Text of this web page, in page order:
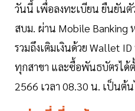
วันนี้ เพื่อลงทะเบียน ยืนยันตั
สบม. ผ่าน Mobile Banking
รวมถึงเติมเงินด้วย Wallet
ทุกสาขา และซื้อพันธบัตรได้
2566 เวลา 08.30 น. เป็นต้